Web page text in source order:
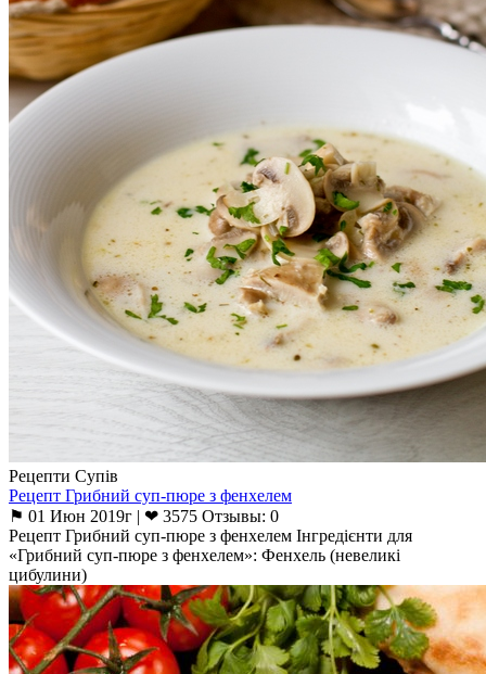
Рецепти Супів
Рецепт Грибний суп-пюре з фенхелем
⚑ 01 Июн 2019г | ❤ 3575 Отзывы: 0
Рецепт Грибний суп-пюре з фенхелем Інгредієнти для
«Грибний суп-пюре з фенхелем»: Фенхель (невеликі
цибулини)